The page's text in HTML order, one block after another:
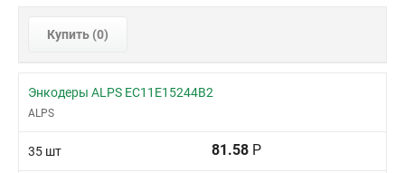
абсолютные, возвращающие абсолютное значение
прерывания сигнала между передатчиком оптического
с магнитным сенсором, производящие отчеты на основе
Купить (0)
Энкодеры ALPS EC11E15244B2
ALPS
35 шт 81.58 Р